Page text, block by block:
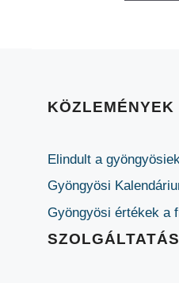
KÖZLEMÉNYEK
Elindult a
Gyöngyösi
Gyöngyösi értékek a